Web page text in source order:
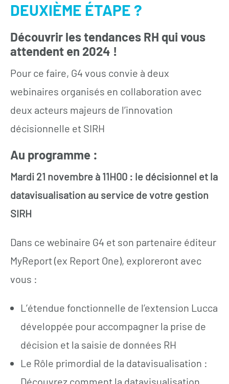
DEUXIÈME ÉTAPE ?
Découvrir les tendances RH qui vous
attendent en 2024 !
Pour ce faire, G4 vous convie à deux
webinaires organisés en collaboration avec
deux acteurs majeurs de l’innovation
décisionnelle et SIRH
Au programme :
Mardi 21 novembre à 11H00 : le décisionnel et la
datavisualisation au service de votre gestion
SIRH
Dans ce webinaire G4 et son partenaire éditeur
MyReport (ex Report One), exploreront avec
vous :
L’étendue fonctionnelle de l’extension Lucca
développée pour accompagner la prise de
décision et la saisie de données RH
Le Rôle primordial de la datavisualisation :
Découvrez comment la datavisualisation